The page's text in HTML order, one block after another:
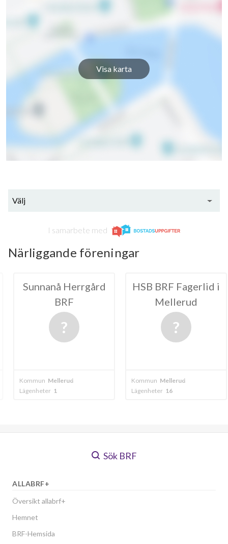
Visa karta
Välj
I samarbete med
Närliggande föreningar
Herrgård
HSB BRF Fagerlid i
Kommun
BRF
Kommun
Sök BRF
ALLABRF+
Översikt allabrf+
Hemnet
BRF-Hemsida